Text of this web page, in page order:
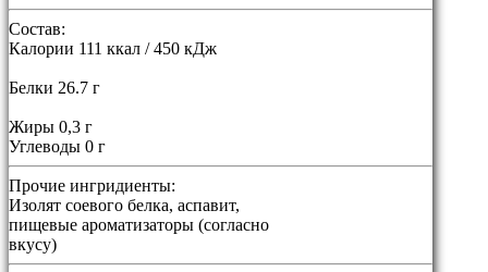
Состав:
Калории 111 ккал / 450 кДж
Белки 26.7 г
Жиры 0,3 г
Углеводы 0 г
Прочие ингридиенты:
Изолят соевого белка, аспавит,
пищевые ароматизаторы (согласно
вкусу)